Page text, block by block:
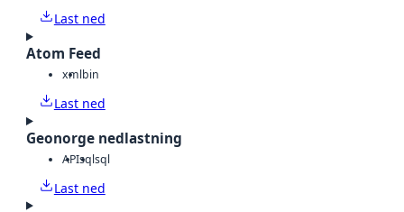
Last ned
Atom Feed
xmlbin
Last ned
Geonorge nedlastning
APIsqlsql
Last ned